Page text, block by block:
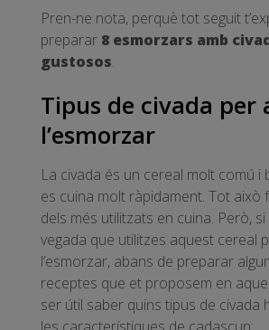
Pren-ne nota, perquè tot seguit
preparar 8 esmorzars amb
gustosos.
Tipus de civada per
l’esmorzar
La civada és un cereal molt comú i
es cuina molt ràpidament. Tot això
dels més utilitzats en cuina. Però,
vegada que utilitzes aquest cereal
l’esmorzar, abans de preparar
receptes que et proposem en
ser útil saber quins tipus de civada